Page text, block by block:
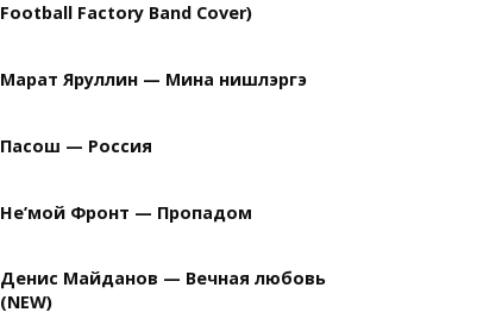
Football Factory Band Cover)
Марат Яруллин — Мина нишлэргэ
Пасош — Россия
Не’мой Фронт — Пропадом
Денис Майданов — Вечная любовь
(NEW)